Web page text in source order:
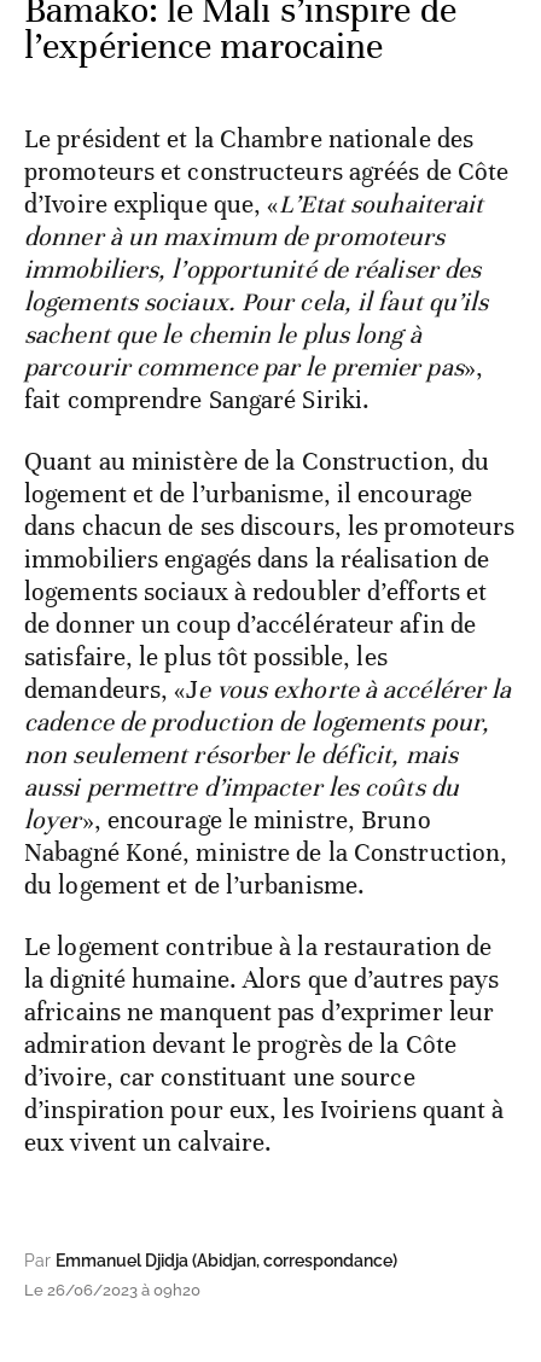
Bamako: le Mali s’inspire de
l’expérience marocaine
Le président et la Chambre nationale des
promoteurs et constructeurs agréés de Côte
d’Ivoire explique que, «L’Etat souhaiterait
donner à un maximum de promoteurs
immobiliers, l’opportunité de réaliser des
logements sociaux. Pour cela, il faut qu’ils
sachent que le chemin le plus long à
parcourir commence par le premier pas»,
fait comprendre Sangaré Siriki.
Quant au ministère de la Construction, du
logement et de l’urbanisme, il encourage
dans chacun de ses discours, les promoteurs
immobiliers engagés dans la réalisation de
logements sociaux à redoubler d’efforts et
de donner un coup d’accélérateur afin de
satisfaire, le plus tôt possible, les
demandeurs, «Je vous exhorte à accélérer la
cadence de production de logements pour,
non seulement résorber le déficit, mais
aussi permettre d’impacter les coûts du
loyer», encourage le ministre, Bruno
Nabagné Koné, ministre de la Construction,
du logement et de l’urbanisme.
Le logement contribue à la restauration de
la dignité humaine. Alors que d’autres pays
africains ne manquent pas d’exprimer leur
admiration devant le progrès de la Côte
d’ivoire, car constituant une source
d’inspiration pour eux, les Ivoiriens quant à
eux vivent un calvaire.
Par Emmanuel Djidja (Abidjan, correspondance)
Le 26/06/2023 à 09h20